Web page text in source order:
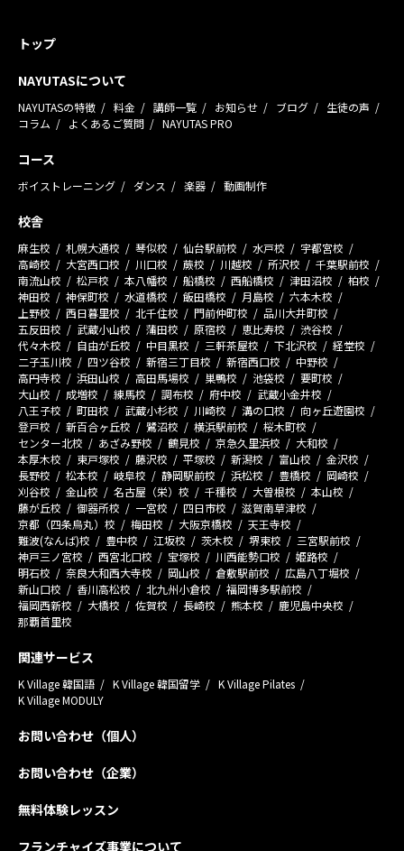
トップ
NAYUTASについて
NAYUTASの特徴 料金 講師一覧 お知らせ ブログ
生徒の声
コラム
よくあるご質問 NAYUTAS PRO
コース
ボイストレーニング ダンス 楽器 動画制作
校舎
麻生校 札幌大通校 琴似校 仙台駅前校 水戸校
宇都宮校
高崎校
大宮西口校 川口校 蕨校 川越校 所沢校
千葉駅前校
南流山校
松戸校 本八幡校 船橋校 西船橋校 津田沼校
柏校
神田校
神保町校 水道橋校 飯田橋校 月島校
六本木校
上野校
西日暮里校 北千住校 門前仲町校
品川大井町校
五反田校
武蔵小山校 蒲田校 原宿校 恵比寿校
渋谷校
代々木校
自由が丘校 中目黒校 三軒茶屋校 下北沢校
経堂校
二子玉川校
四ツ谷校 新宿三丁目校 新宿西口校
中野校
高円寺校
浜田山校 高田馬場校 巣鴨校 池袋校
要町校
大山校
成増校 練馬校 調布校 府中校
武蔵小金井校
八王子校
町田校 武蔵小杉校 川崎校 溝の口校
向ヶ丘遊園校
登戸校
新百合ヶ丘校 鷺沼校 横浜駅前校
桜木町校
センター北校
あざみ野校 鶴見校 京急久里浜校
大和校
本厚木校
東戸塚校 藤沢校 平塚校 新潟校 富山校
金沢校
長野校
松本校 岐阜校 静岡駅前校 浜松校 豊橋校
岡崎校
刈谷校
金山校 名古屋（栄）校 千種校 大曽根校
本山校
藤が丘校
御器所校 一宮校 四日市校
滋賀南草津校
京都（四条烏丸）校
梅田校 大阪京橋校
天王寺校
難波(なんば)校
豊中校 江坂校 茨木校 堺東校
三宮駅前校
神戸三ノ宮校
西宮北口校 宝塚校 川西能勢口校
姫路校
明石校
奈良大和西大寺校 岡山校 倉敷駅前校
広島八丁堀校
新山口校
香川高松校 北九州小倉校
福岡博多駅前校
福岡西新校
大橋校 佐賀校 長崎校 熊本校
鹿児島中央校
那覇首里校
関連サービス
K Village 韓国語 K Village 韓国留学
K Village Pilates
K Village MODULY
お問い合わせ（個人）
お問い合わせ（企業）
無料体験レッスン
フランチャイズ事業について